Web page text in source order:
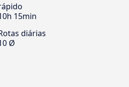
15min
diárias
Ø